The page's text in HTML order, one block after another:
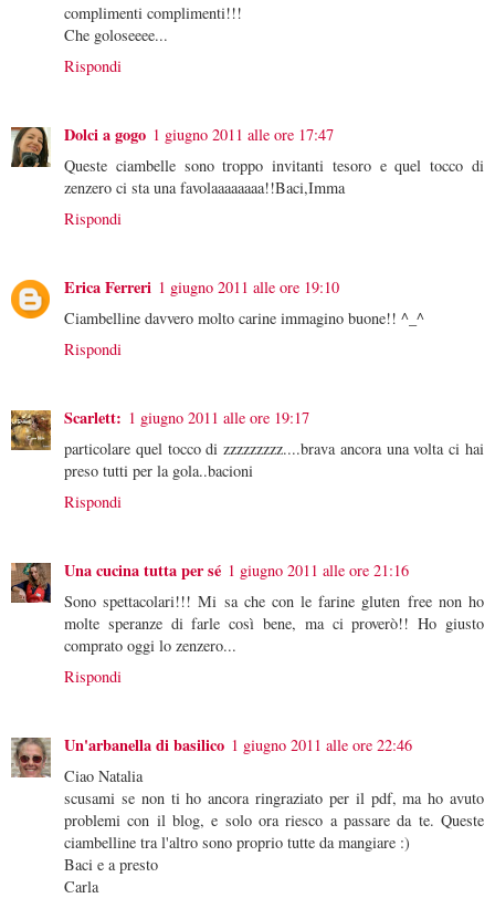
complimenti complimenti!!!
Che goloseeee...
Rispondi
Dolci a gogo 1 giugno 2011 alle ore 17:47
Queste ciambelle sono troppo invitanti tesoro e quel tocco di
zenzero ci sta una favolaaaaaaaa!!Baci,Imma
Rispondi
Erica Ferreri 1 giugno 2011 alle ore 19:10
Ciambelline davvero molto carine immagino buone!! ^_^
Rispondi
Scarlett: 1 giugno 2011 alle ore 19:17
particolare quel tocco di zzzzzzzzz....brava ancora una volta ci hai
preso tutti per la gola..bacioni
Rispondi
Una cucina tutta per sé 1 giugno 2011 alle ore 21:16
Sono spettacolari!!! Mi sa che con le farine gluten free non ho
molte speranze di farle così bene, ma ci proverò!! Ho giusto
comprato oggi lo zenzero...
Rispondi
Un'arbanella di basilico 1 giugno 2011 alle ore 22:46
Ciao Natalia
scusami se non ti ho ancora ringraziato per il pdf, ma ho avuto
problemi con il blog, e solo ora riesco a passare da te. Queste
ciambelline tra l'altro sono proprio tutte da mangiare :)
Baci e a presto
Carla